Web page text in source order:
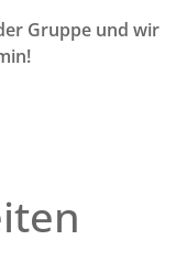
Gruppe und wir